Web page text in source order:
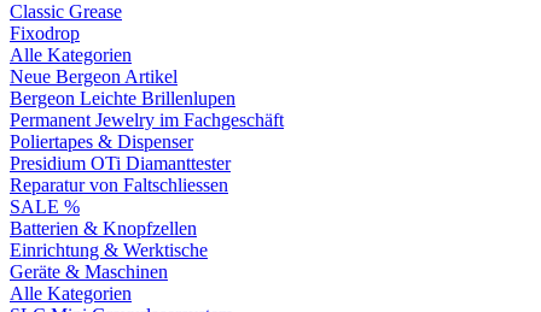
Classic Grease
Fixodrop
Alle Kategorien
Neue Bergeon Artikel
Bergeon Leichte Brillenlupen
Permanent Jewelry im Fachgeschäft
Poliertapes & Dispenser
Presidium OTi Diamanttester
Reparatur von Faltschliessen
SALE %
Batterien & Knopfzellen
Einrichtung & Werktische
Geräte & Maschinen
Alle Kategorien